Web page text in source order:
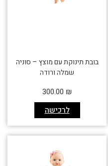
בובת תינוקת עם מוצץ – סוניה
שמלה ורודה
לרכישה
300.00 ₪